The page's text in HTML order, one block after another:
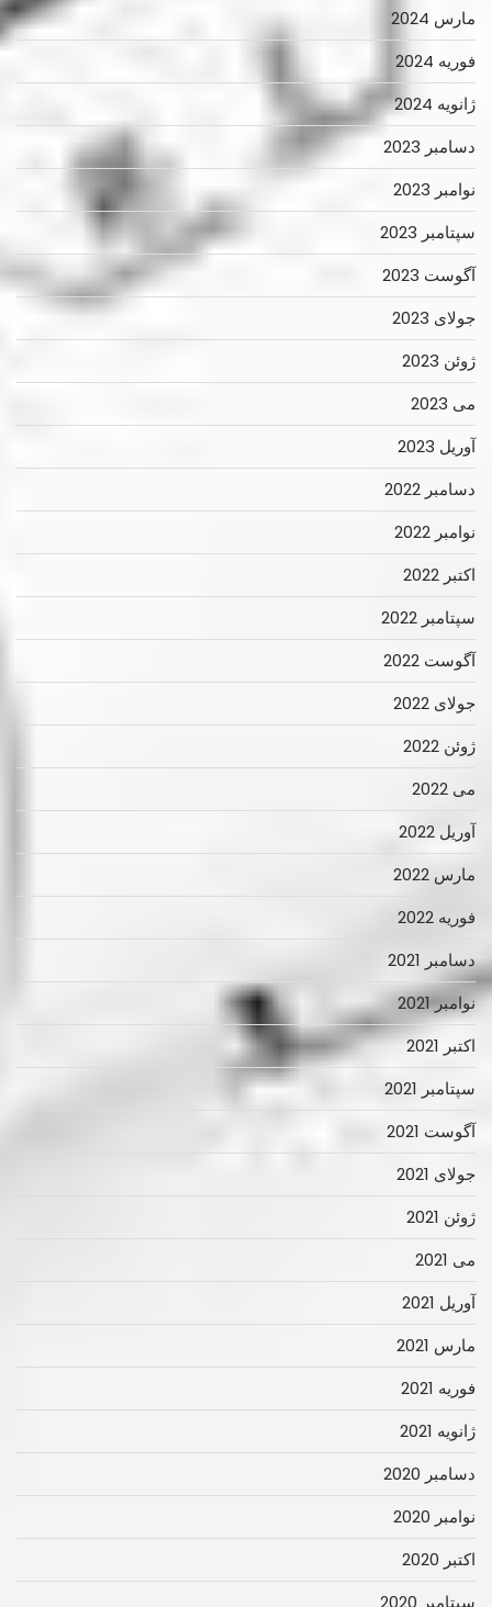
مارس 2024
فوریه 2024
ژانویه 2024
دسامبر 2023
نوامبر 2023
سپتامبر 2023
آگوست 2023
جولای 2023
ژوئن 2023
می 2023
آوریل 2023
دسامبر 2022
نوامبر 2022
اکتبر 2022
سپتامبر 2022
آگوست 2022
جولای 2022
ژوئن 2022
می 2022
آوریل 2022
مارس 2022
فوریه 2022
دسامبر 2021
نوامبر 2021
اکتبر 2021
سپتامبر 2021
آگوست 2021
جولای 2021
ژوئن 2021
می 2021
آوریل 2021
مارس 2021
فوریه 2021
ژانویه 2021
دسامبر 2020
نوامبر 2020
اکتبر 2020
سپتامبر 2020